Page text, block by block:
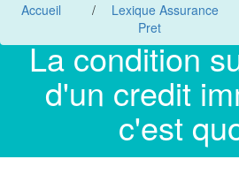
Accueil
Lexique Assurance
Pret
La condition
d'un credit
c'est